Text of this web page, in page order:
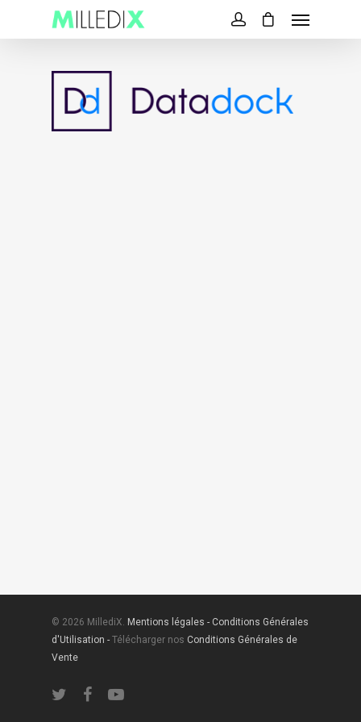
© 2026 MillediX. Mentions légales - Conditions Générales
d'Utilisation - Télécharger nos Conditions Générales de
Vente